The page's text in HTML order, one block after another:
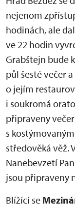
nejenom
hodinách, ale
ve 22 hodin
Grabštejn bude
půl šesté večer
o jejím
i soukromá
připraveny
s
středověká věž.
Nanebevzetí
jsou připraveny
Blížící se